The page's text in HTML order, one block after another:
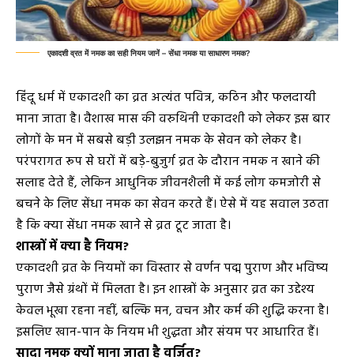
एकादशी व्रत में नमक का सही नियम जानें – सेंधा नमक या साधारण नमक?
हिंदू धर्म में एकादशी का व्रत अत्यंत पवित्र, कठिन और फलदायी
माना जाता है। वैशाख मास की वरुथिनी एकादशी को लेकर इस बार
लोगों के मन में सबसे बड़ी उलझन नमक के सेवन को लेकर है।
परंपरागत रूप से घरों में बड़े-बुजुर्ग व्रत के दौरान नमक न खाने की
सलाह देते हैं, लेकिन आधुनिक जीवनशैली में कई लोग कमजोरी से
बचने के लिए सेंधा नमक का सेवन करते हैं। ऐसे में यह सवाल उठता
है कि क्या सेंधा नमक खाने से व्रत टूट जाता है।
शास्त्रों में क्या है नियम?
एकादशी व्रत के नियमों का विस्तार से वर्णन पद्म पुराण और भविष्य
पुराण जैसे ग्रंथों में मिलता है। इन शास्त्रों के अनुसार व्रत का उद्देश्य
केवल भूखा रहना नहीं, बल्कि मन, वचन और कर्म की शुद्धि करना है।
इसलिए खान-पान के नियम भी शुद्धता और संयम पर आधारित हैं।
सादा नमक क्यों माना जाता है वर्जित?